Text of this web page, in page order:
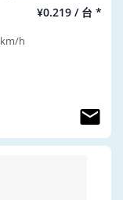
¥0.219 / 台 *
151.2 km/h